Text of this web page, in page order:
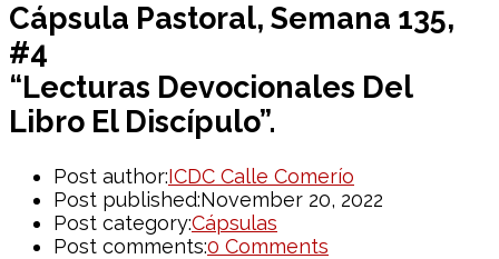
Cápsula Pastoral, Semana 135,
#4
“Lecturas Devocionales Del
Libro El Discípulo”.
Post author:ICDC Calle Comerío
Post published:November 20, 2022
Post category:Cápsulas
Post comments:0 Comments